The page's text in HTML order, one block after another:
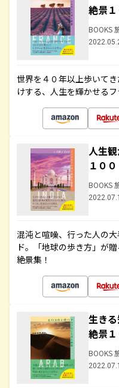
絶景１
BOOKS
世界を４０年以上歩いて
けする、人生を輝かせる
人生
１００
BOOKS
混沌と喧噪、行った人の
ド。「地球の歩き方」が
絶景集！
生き
絶景１
BOOKS